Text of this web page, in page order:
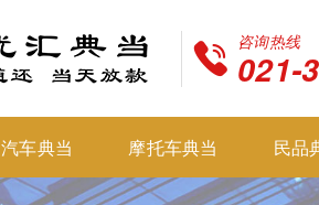
咨询热线
021-
汽车典当 摩托车典当 民品